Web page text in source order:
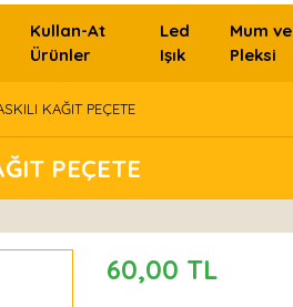
Kullan-At
Ürünler
Led
Işık
Mum ve
Pleksi
KAĞIT PEÇETE
PEÇETE
60,00 TL